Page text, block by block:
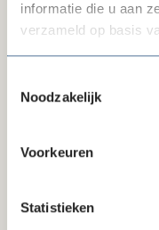
informatie die u aan
verzameld op basis
Noodzakelijk
Voorkeuren
Statistieken
Vermogensbeleid en
Verslaggeving